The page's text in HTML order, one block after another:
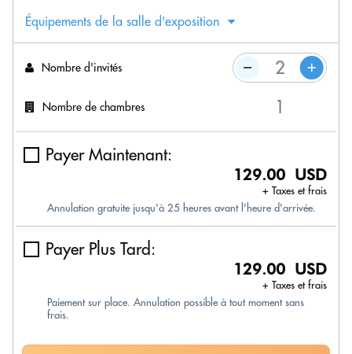
Équipements de la salle d'exposition
Nombre d'invités
Nombre de chambres
Payer Maintenant:
129.00 USD
+ Taxes et frais
Annulation gratuite jusqu'à 25 heures avant l'heure d'arrivée.
Payer Plus Tard:
129.00 USD
+ Taxes et frais
Paiement sur place. Annulation possible à tout moment sans
frais.